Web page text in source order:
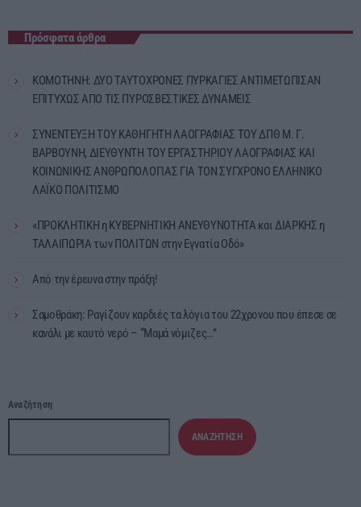
Πρόσφατα άρθρα
ΚΟΜΟΤΗΝΗ: ΔΥΟ ΤΑΥΤΟΧΡΟΝΕΣ ΠΥΡΚΑΓΙΕΣ ΑΝΤΙΜΕΤΩΠΙΣΑΝ
ΕΠΙΤΥΧΩΣ ΑΠΟ ΤΙΣ ΠΥΡΟΣΒΕΣΤΙΚΕΣ ΔΥΝΑΜΕΙΣ
ΣΥΝΕΝΤΕΥΞΗ ΤΟΥ ΚΑΘΗΓΗΤΗ ΛΑΟΓΡΑΦΙΑΣ ΤΟΥ ΔΠΘ Μ. Γ.
ΒΑΡΒΟΥΝΗ, ΔΙΕΥΘΥΝΤΗ ΤΟΥ ΕΡΓΑΣΤΗΡΙΟΥ ΛΑΟΓΡΑΦΙΑΣ ΚΑΙ
ΚΟΙΝΩΝΙΚΗΣ ΑΝΘΡΩΠΟΛΟΓΙΑΣ ΓΙΑ ΤΟΝ ΣΥΓΧΡΟΝΟ ΕΛΛΗΝΙΚΟ
ΛΑΪΚΟ ΠΟΛΙΤΙΣΜΟ
«ΠΡΟΚΛΗΤΙΚΗ η ΚΥΒΕΡΝΗΤΙΚΗ ΑΝΕΥΘΥΝΟΤΗΤΑ και ΔΙΑΡΚΗΣ η
ΤΑΛΑΙΠΩΡΙΑ των ΠΟΛΙΤΩΝ στην Εγνατία Οδό»
Από την έρευνα στην πράξη!
Σαμοθράκη: Ραγίζουν καρδιές τα λόγια του 22χρονου που έπεσε σε
κανάλι με καυτό νερό – “Μαμά νόμιζες…”
Αναζήτηση
ΑΝΑΖΉΤΗΣΗ